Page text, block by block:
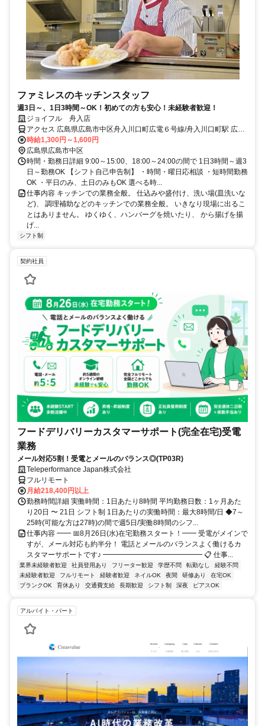
ファミレスのキッチンスタッフ
週3日～、1日3時間～OK！初めての方も安心！未経験者歓迎！
ジョイフル 舟入店
アクセス 広島県広島市中区舟入川口町広電６号線/舟入川口町駅 広電
８号線/舟入幸町駅 広電１号線/鷹野橋駅 広電３号線/市役所前駅 広電
７号線/日赤病院前駅
時給1,300円～1,600円
広島県広島市中区
時間・勤務日詳細 9:00～15:00、18:00～24:00の間で 1日3時間～週3
日～勤務OK 【シフト自己申告制】 ・時間・曜日応相談 ・短時間勤務
OK ・平日のみ、土日のみもOK 選べる時...
仕事内容 キッチンでの業務全般。 仕込みや盛付け、洗い場(皿洗いな
ど)、 調理補助などのキッチンでの業務全般。 いきなり現場に出るこ
とはありません。 ゆくゆく、ハンバーグを焼いたり、 から揚げを揚
げ...
シフト制
契約社員
フードデリバリーカスタマーサポート(完全在宅)受電
業務
メール対応5割！受電とメールのバランス◎(TP03R)
Teleperformance Japan株式会社
フルリモート
月給218,400円以上
勤務時間詳細 実働時間：1日あたり8時間 平均勤務日数：1ヶ月あた
り20日 〜 21日 シフト制 1日あたりの実働時間：最大8時間/日 ◆7～
25時(可能な方は27時)の間で週5日/実働8時間のシフ...
仕事内容 ━━ 📅8月26日(水)在宅勤務スタート！━━ 受電がメインで
すが、メール対応も約半分！ 電話とメールのバランスよく働けるカ
スタマーサポートです♪ ━━━━━━━━━━━━━━ 📋 仕事...
業界未経験者歓迎 社員登用あり フリーター歓迎 学歴不問 転勤なし
経験不問
未経験者歓迎
フルリモート 経験者歓迎 ネイルOK 夜間 研修あり
在宅OK
ブランクOK
育休あり 交通費支給 長期歓迎 シフト制 深夜 ピアスOK
アルバイト・パート